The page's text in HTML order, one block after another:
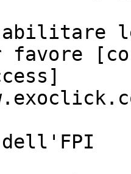
favore
dell'FPI